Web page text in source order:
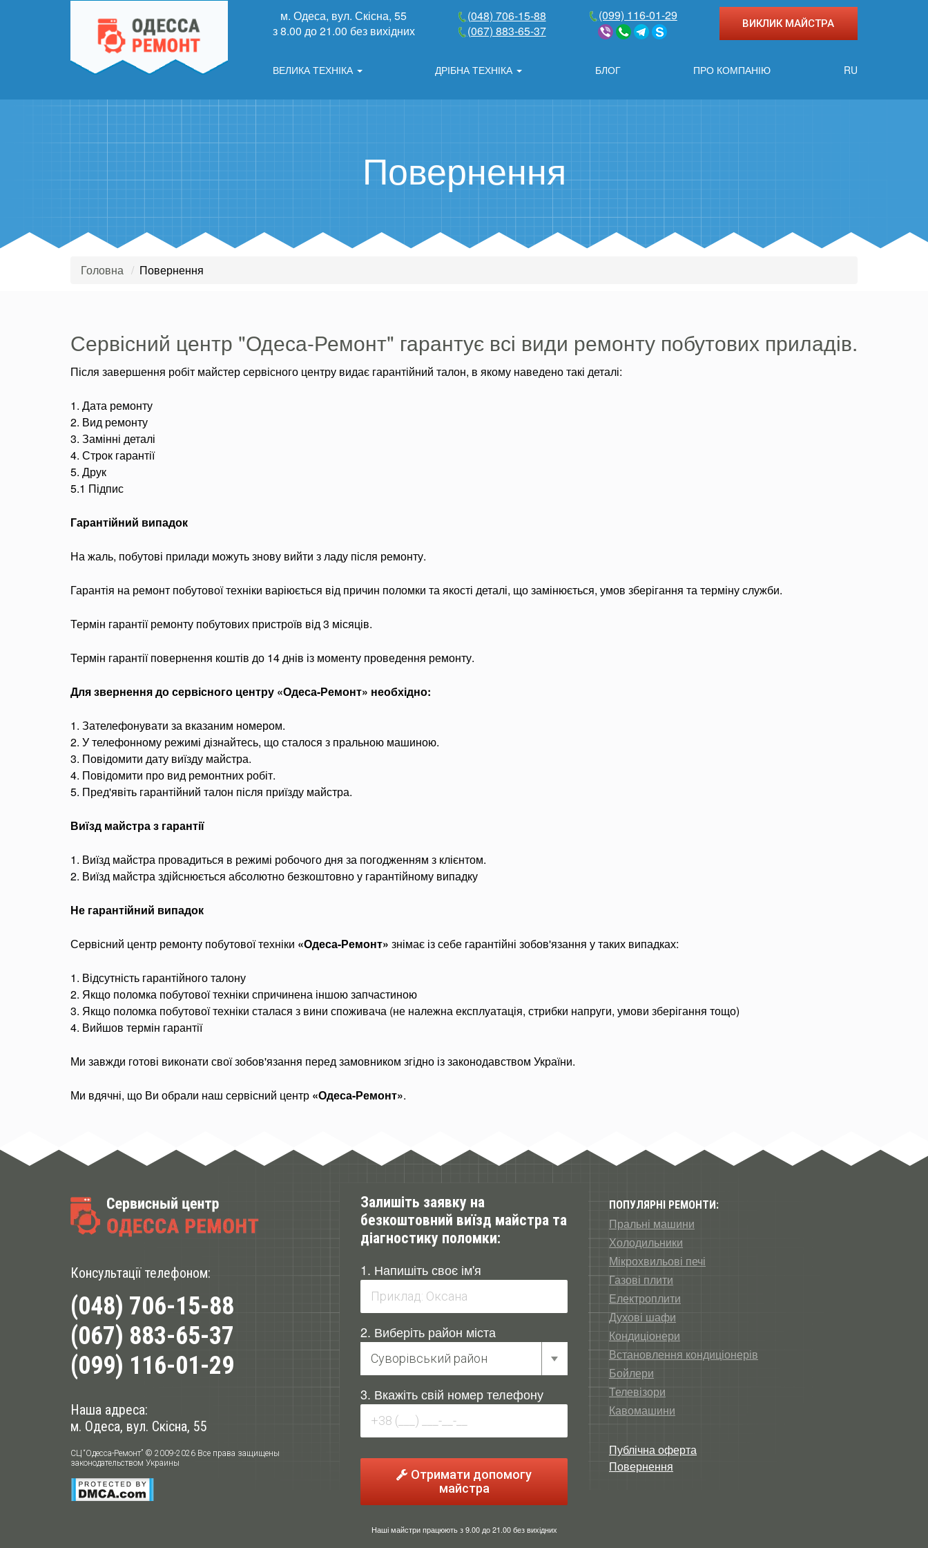
м. Одеса, вул. Скісна, 55
з 8.00 до 21.00 без вихідних
(048) 706-15-88
(067) 883-65-37
(099) 116-01-29
ВИКЛИК МАЙСТРА
ВЕЛИКА ТЕХНІКА ДРІБНА ТЕХНІКА БЛОГ ПРО КОМПАНІЮ RU
Повернення
Головна Повернення
Сервісний центр "Одеса-Ремонт" гарантує всі види ремонту побутових приладів.
Після завершення робіт майстер сервісного центру видає гарантійний талон, в якому наведено такі деталі:
1. Дата ремонту
2. Вид ремонту
3. Замінні деталі
4. Строк гарантії
5. Друк
5.1 Підпис
Гарантійний випадок
На жаль, побутові прилади можуть знову вийти з ладу після ремонту.
Гарантія на ремонт побутової техніки варіюється від причин поломки та якості деталі, що замінюється, умов зберігання та терміну служби.
Термін гарантії ремонту побутових пристроїв від 3 місяців.
Термін гарантії повернення коштів до 14 днів із моменту проведення ремонту.
Для звернення до сервісного центру «Одеса-Ремонт» необхідно:
1. Зателефонувати за вказаним номером.
2. У телефонному режимі дізнайтесь, що сталося з пральною машиною.
3. Повідомити дату виїзду майстра.
4. Повідомити про вид ремонтних робіт.
5. Пред'явіть гарантійний талон після приїзду майстра.
Виїзд майстра з гарантії
1. Виїзд майстра провадиться в режимі робочого дня за погодженням з клієнтом.
2. Виїзд майстра здійснюється абсолютно безкоштовно у гарантійному випадку
Не гарантійний випадок
Сервісний центр ремонту побутової техніки «Одеса-Ремонт» знімає із себе гарантійні зобов'язання у таких випадках:
1. Відсутність гарантійного талону
2. Якщо поломка побутової техніки спричинена іншою запчастиною
3. Якщо поломка побутової техніки сталася з вини споживача (не належна експлуатація, стрибки напруги, умови зберігання тощо)
4. Вийшов термін гарантії
Ми завжди готові виконати свої зобов'язання перед замовником згідно із законодавством України.
Ми вдячні, що Ви обрали наш сервісний центр «Одеса-Ремонт».
Консультації телефоном:
(048) 706-15-88
(067) 883-65-37
(099) 116-01-29
Наша адреса:
м. Одеса, вул. Скісна, 55
СЦ “Одесса-Ремонт” © 2009-2026 Все права защищены
законодательством Украины
Залишіть заявку на
безкоштовний виїзд майстра та
діагностику поломки:
1. Напишіть своє ім'я
2. Виберіть район міста
3. Вкажіть свій номер телефону
Отримати допомогу
майстра
Наші майстри працюють з 9.00 до 21.00 без вихідних
ПОПУЛЯРНІ РЕМОНТИ:
Пральні машини
Холодильники
Мікрохвильові печі
Газові плити
Електроплити
Духові шафи
Кондиціонери
Встановлення кондиціонерів
Бойлери
Телевізори
Кавомашини
Публічна оферта
Повернення